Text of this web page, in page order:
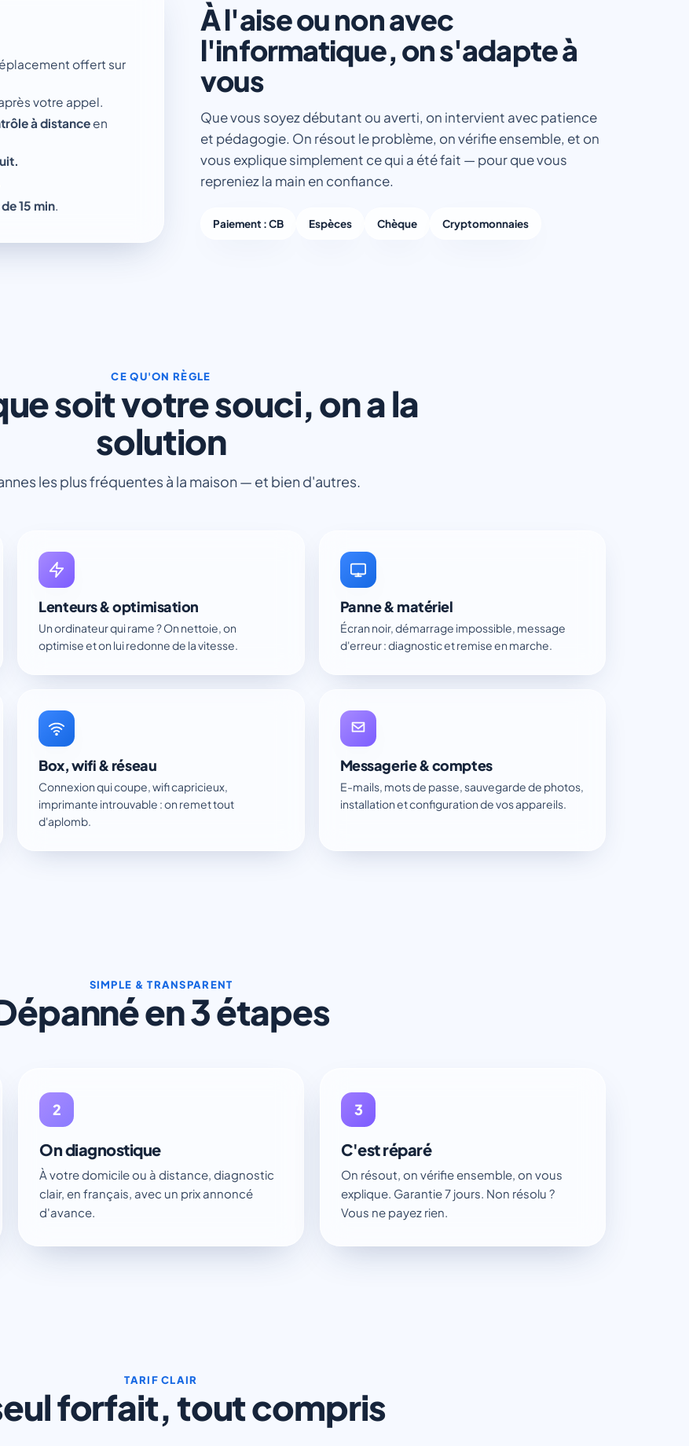
offert sur
votre appel.
à distance en
15 min.
À l'aise ou non avec
l'informatique, on s'adapte à
vous
Que vous soyez débutant ou averti, on intervient avec patience
et pédagogie. On résout le problème, on vérifie ensemble, et on
vous explique simplement ce qui a été fait — pour que vous
repreniez la main en confiance.
Paiement : CB Espèces Chèque Cryptomonnaies
CE QU'ON RÈGLE
soit votre souci, on a la
solution
les plus fréquentes à la maison — et bien d'autres.
Lenteurs & optimisation
Un ordinateur qui rame ? On nettoie, on
optimise et on lui redonne de la vitesse.
Panne & matériel
Écran noir, démarrage impossible, message
d'erreur : diagnostic et remise en marche.
Box, wifi & réseau
Connexion qui coupe, wifi capricieux,
imprimante introuvable : on remet tout
d'aplomb.
Messagerie & comptes
E-mails, mots de passe, sauvegarde de photos,
installation et configuration de vos appareils.
SIMPLE & TRANSPARENT
en 3 étapes
2
On diagnostique
À votre domicile ou à distance, diagnostic
clair, en français, avec un prix annoncé
d'avance.
3
C'est réparé
On résout, on vérifie ensemble, on vous
explique. Garantie 7 jours. Non résolu ?
Vous ne payez rien.
TARIF CLAIR
forfait, tout compris